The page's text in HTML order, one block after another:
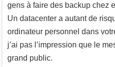
gens à faire des backup chez
Un datacenter a autant de
ordinateur personnel dans
j’ai pas l’impression que le
grand public.